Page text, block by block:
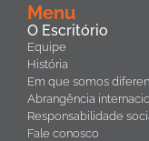
Menu
O Escritório
Equipe
História
Em que somos
Abrangência
Responsabilidade
Fale conosco